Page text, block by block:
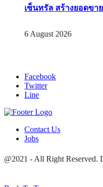
เซ็นทรัล สร้างยอดขา
6 August 2026
Facebook
Twitter
Line
Contact Us
Jobs
@2021 - All Right Reserved.